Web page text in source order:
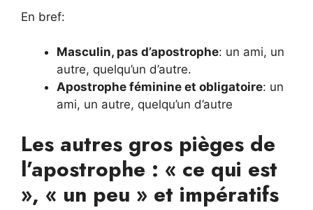
En bref:
Masculin, pas d’apostrophe: un ami, un
autre, quelqu’un d’autre.
Apostrophe féminine et obligatoire: un
ami, un autre, quelqu’un d’autre
Les autres gros pièges de
l’apostrophe : « ce qui est
», « un peu » et impératifs